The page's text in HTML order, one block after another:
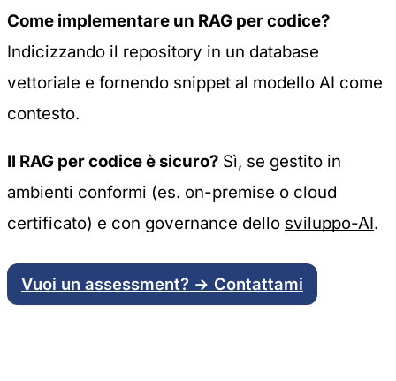
Come implementare un RAG per codice?
Indicizzando il repository in un database
vettoriale e fornendo snippet al modello AI come
contesto.
Il RAG per codice è sicuro? Sì, se gestito in
ambienti conformi (es. on-premise o cloud
certificato) e con governance dello sviluppo-AI.
Vuoi un assessment? → Contattami